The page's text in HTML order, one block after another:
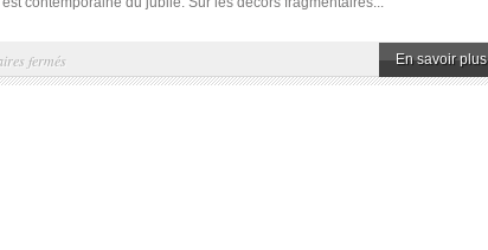
fermés
Nefertiti
En savoir plus